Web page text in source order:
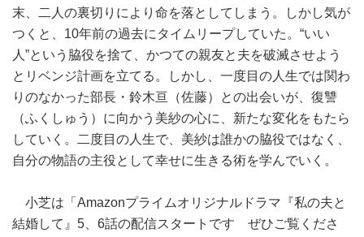
末、二人の裏切りにより命を落としてしまう。しかし気が
つくと、10年前の過去にタイムリープしていた。“いい
人”という脇役を捨て、かつての親友と夫を破滅させよう
とリベンジ計画を立てる。しかし、一度目の人生では関わ
りのなかった部長・鈴木亘（佐藤）との出会いが、復讐
（ふくしゅう）に向かう美紗の心に、新たな変化をもたら
していく。二度目の人生で、美紗は誰かの脇役ではなく、
自分の物語の主役として幸せに生きる術を学んでいく。
小芝は「Amazonプライムオリジナルドラマ『私の夫と
結婚して』5、6話の配信スタートです ぜひご覧くださ